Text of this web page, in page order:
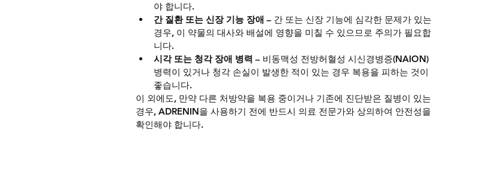
야 합니다.
간 질환 또는 신장 기능 장애 – 간 또는 신장 기능에 심각한 문제가 있는
경우, 이 약물의 대사와 배설에 영향을 미칠 수 있으므로 주의가 필요합
니다.
시각 또는 청각 장애 병력 – 비동맥성 전방허혈성 시신경병증(NAION)
병력이 있거나 청각 손실이 발생한 적이 있는 경우 복용을 피하는 것이
좋습니다.
이 외에도, 만약 다른 처방약을 복용 중이거나 기존에 진단받은 질병이 있는
경우, ADRENIN을 사용하기 전에 반드시 의료 전문가와 상의하여 안전성을
확인해야 합니다.